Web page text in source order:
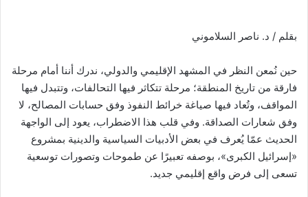
بقلم / د. ناصر السلاموني
حين نُمعن النظر في المشهد الإقليمي والدولي، ندرك أننا أمام مرحلة
فارقة من تاريخ المنطقة؛ مرحلة تتكاثر فيها التحالفات، وتتبدل فيها
المواقف، وتُعاد فيها صياغة خرائط النفوذ وفق حسابات المصالح، لا
وفق شعارات الصداقة. وفي قلب هذا الاضطراب، يعود إلى الواجهة
الحديث عمّا يُعرف في بعض الأدبيات السياسية والدينية بمشروع
«إسرائيل الكبرى»، بوصفه تعبيرًا عن طموحات وتصورات توسعية
تسعى إلى فرض واقع إقليمي جديد.